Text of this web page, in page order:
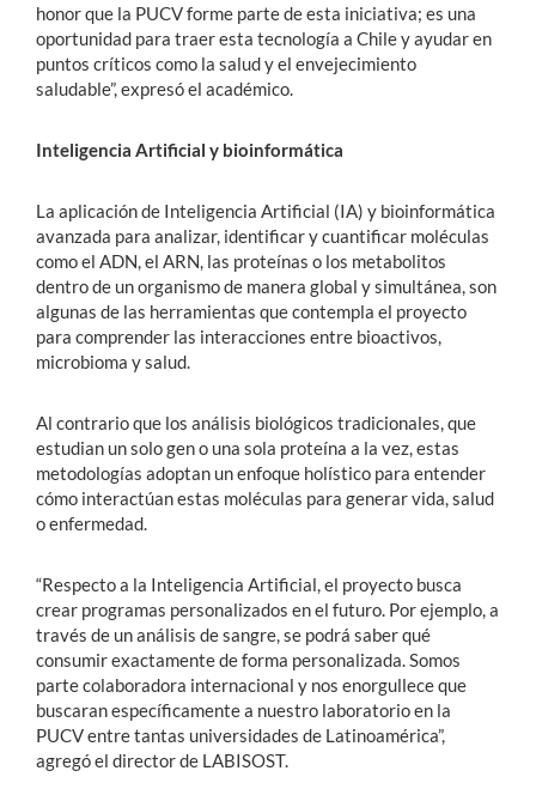
honor que la PUCV forme parte de esta iniciativa; es una
oportunidad para traer esta tecnología a Chile y ayudar en
puntos críticos como la salud y el envejecimiento
saludable”, expresó el académico.
Inteligencia Artificial y bioinformática
La aplicación de Inteligencia Artificial (IA) y bioinformática
avanzada para analizar, identificar y cuantificar moléculas
como el ADN, el ARN, las proteínas o los metabolitos
dentro de un organismo de manera global y simultánea, son
algunas de las herramientas que contempla el proyecto
para comprender las interacciones entre bioactivos,
microbioma y salud.
Al contrario que los análisis biológicos tradicionales, que
estudian un solo gen o una sola proteína a la vez, estas
metodologías adoptan un enfoque holístico para entender
cómo interactúan estas moléculas para generar vida, salud
o enfermedad.
“Respecto a la Inteligencia Artificial, el proyecto busca
crear programas personalizados en el futuro. Por ejemplo, a
través de un análisis de sangre, se podrá saber qué
consumir exactamente de forma personalizada. Somos
parte colaboradora internacional y nos enorgullece que
buscaran específicamente a nuestro laboratorio en la
PUCV entre tantas universidades de Latinoamérica”,
agregó el director de LABISOST.